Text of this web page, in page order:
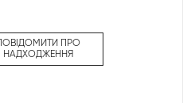
ПОВІДОМИТИ ПРО
НАДХОДЖЕННЯ